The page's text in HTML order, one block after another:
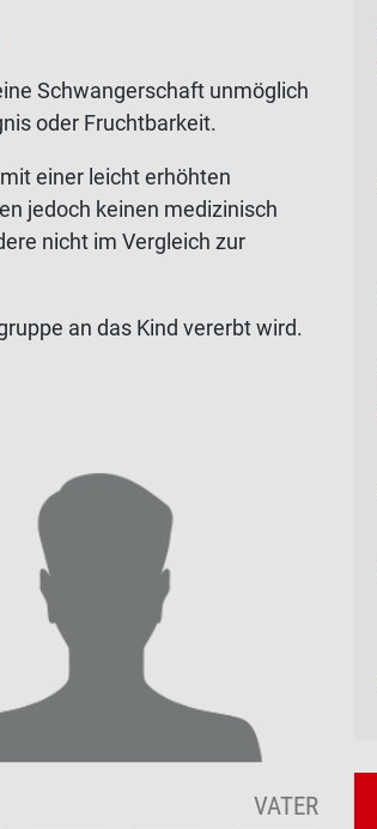
Schwangerschaft unmöglich
oder Fruchtbarkeit.
einer leicht erhöhten
jedoch keinen medizinisch
nicht im Vergleich zur
an das Kind vererbt wird.
VATER